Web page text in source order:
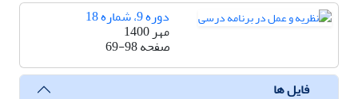
دوره 9، شماره 18
مهر 1400
صفحه69-98
فایل ها